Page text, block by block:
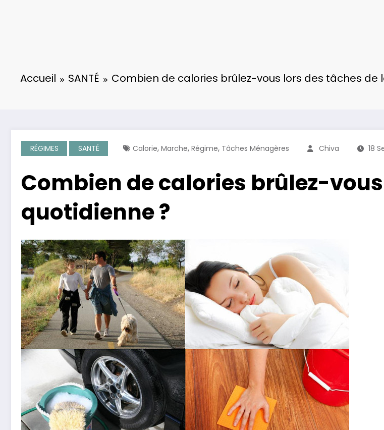
Accueil SANTÉ Combien de calories brûlez-vous lors des tâches de
RÉGIMES SANTÉ Calorie, Marche, Régime, Tâches Ménagères Chiva 18
Combien de calories brûlez-
quotidienne ?